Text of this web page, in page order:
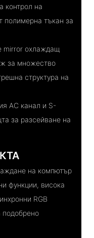
контрол на
полимерна тъкан за
mirror охлаждащ
за множество
структура на
AC канал и S-
за разсейване на
на компютър
функции, висока
RGB
подобрено